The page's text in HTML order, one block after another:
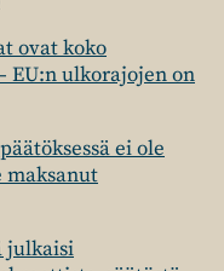
ovat koko
EU:n ulkorajojen on
ei ole
maksanut
julkaisi